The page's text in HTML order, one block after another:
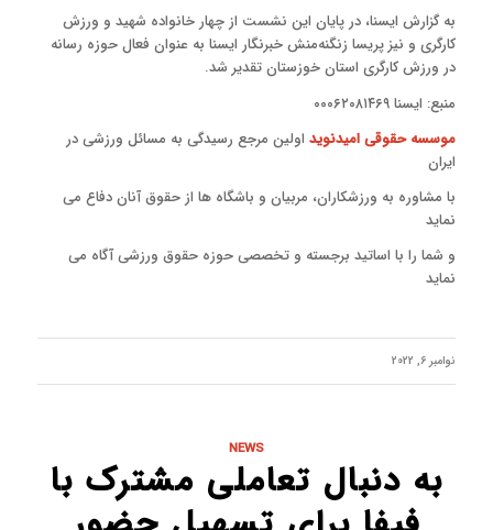
به گزارش ایسنا، در پایان این نشست از چهار خانواده شهید و ورزش
کارگری و نیز پریسا زنگنه‌منش خبرنگار ایسنا به عنوان فعال حوزه رسانه
در ورزش کارگری استان خوزستان تقدیر شد.
منبع: ایسنا ۰۰۰۶۲۰۸۱۴۶۹
موسسه حقوقی امیدنویداولین مرجع رسیدگی به مسائل ورزشی در
ایران
با مشاوره به ورزشکاران، مربیان و باشگاه ها از حقوق آنان دفاع می
نماید
و شما را با اساتید برجسته و تخصصی حوزه حقوق ورزشی آگاه می
نماید
نوامبر 6, 2022
NEWS
به دنبال تعاملی مشترک با